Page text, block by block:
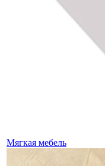
Мягкая мебель